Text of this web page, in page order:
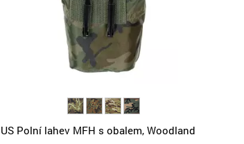
US Polní lahev MFH s obalem, Woodland